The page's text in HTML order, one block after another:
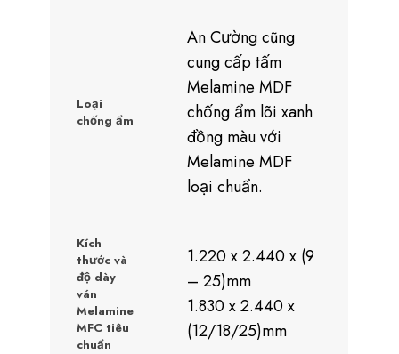
Loại
chống ẩm
An Cường cũng
cung cấp tấm
Melamine MDF
chống ẩm lõi xanh
đồng màu với
Melamine MDF
loại chuẩn.
Kích
thước và
độ dày
ván
Melamine
MFC tiêu
chuẩn
1.220 x 2.440 x (9
– 25)mm
1.830 x 2.440 x
(12/18/25)mm